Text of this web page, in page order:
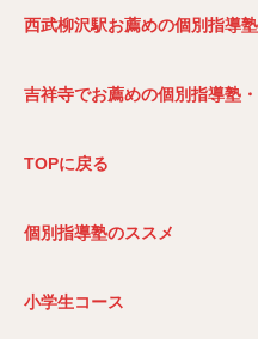
西武柳沢駅お薦めの個別指導
吉祥寺でお薦めの個別指導塾
TOPに戻る
個別指導塾のススメ
小学生コース